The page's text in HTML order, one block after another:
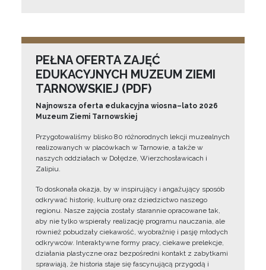
PEŁNA OFERTA ZAJĘĆ
EDUKACYJNYCH MUZEUM ZIEMI
TARNOWSKIEJ (PDF)
Najnowsza oferta edukacyjna wiosna–lato 2026
Muzeum Ziemi Tarnowskiej
Przygotowaliśmy blisko 80 różnorodnych lekcji muzealnych
realizowanych w placówkach w Tarnowie, a także w
naszych oddziałach w Dołędze, Wierzchosławicach i
Zalipiu.
To doskonała okazja, by w inspirujący i angażujący sposób
odkrywać historię, kulturę oraz dziedzictwo naszego
regionu. Nasze zajęcia zostały starannie opracowane tak,
aby nie tylko wspierały realizację programu nauczania, ale
również pobudzały ciekawość, wyobraźnię i pasję młodych
odkrywców. Interaktywne formy pracy, ciekawe prelekcje,
działania plastyczne oraz bezpośredni kontakt z zabytkami
sprawiają, że historia staje się fascynującą przygodą i